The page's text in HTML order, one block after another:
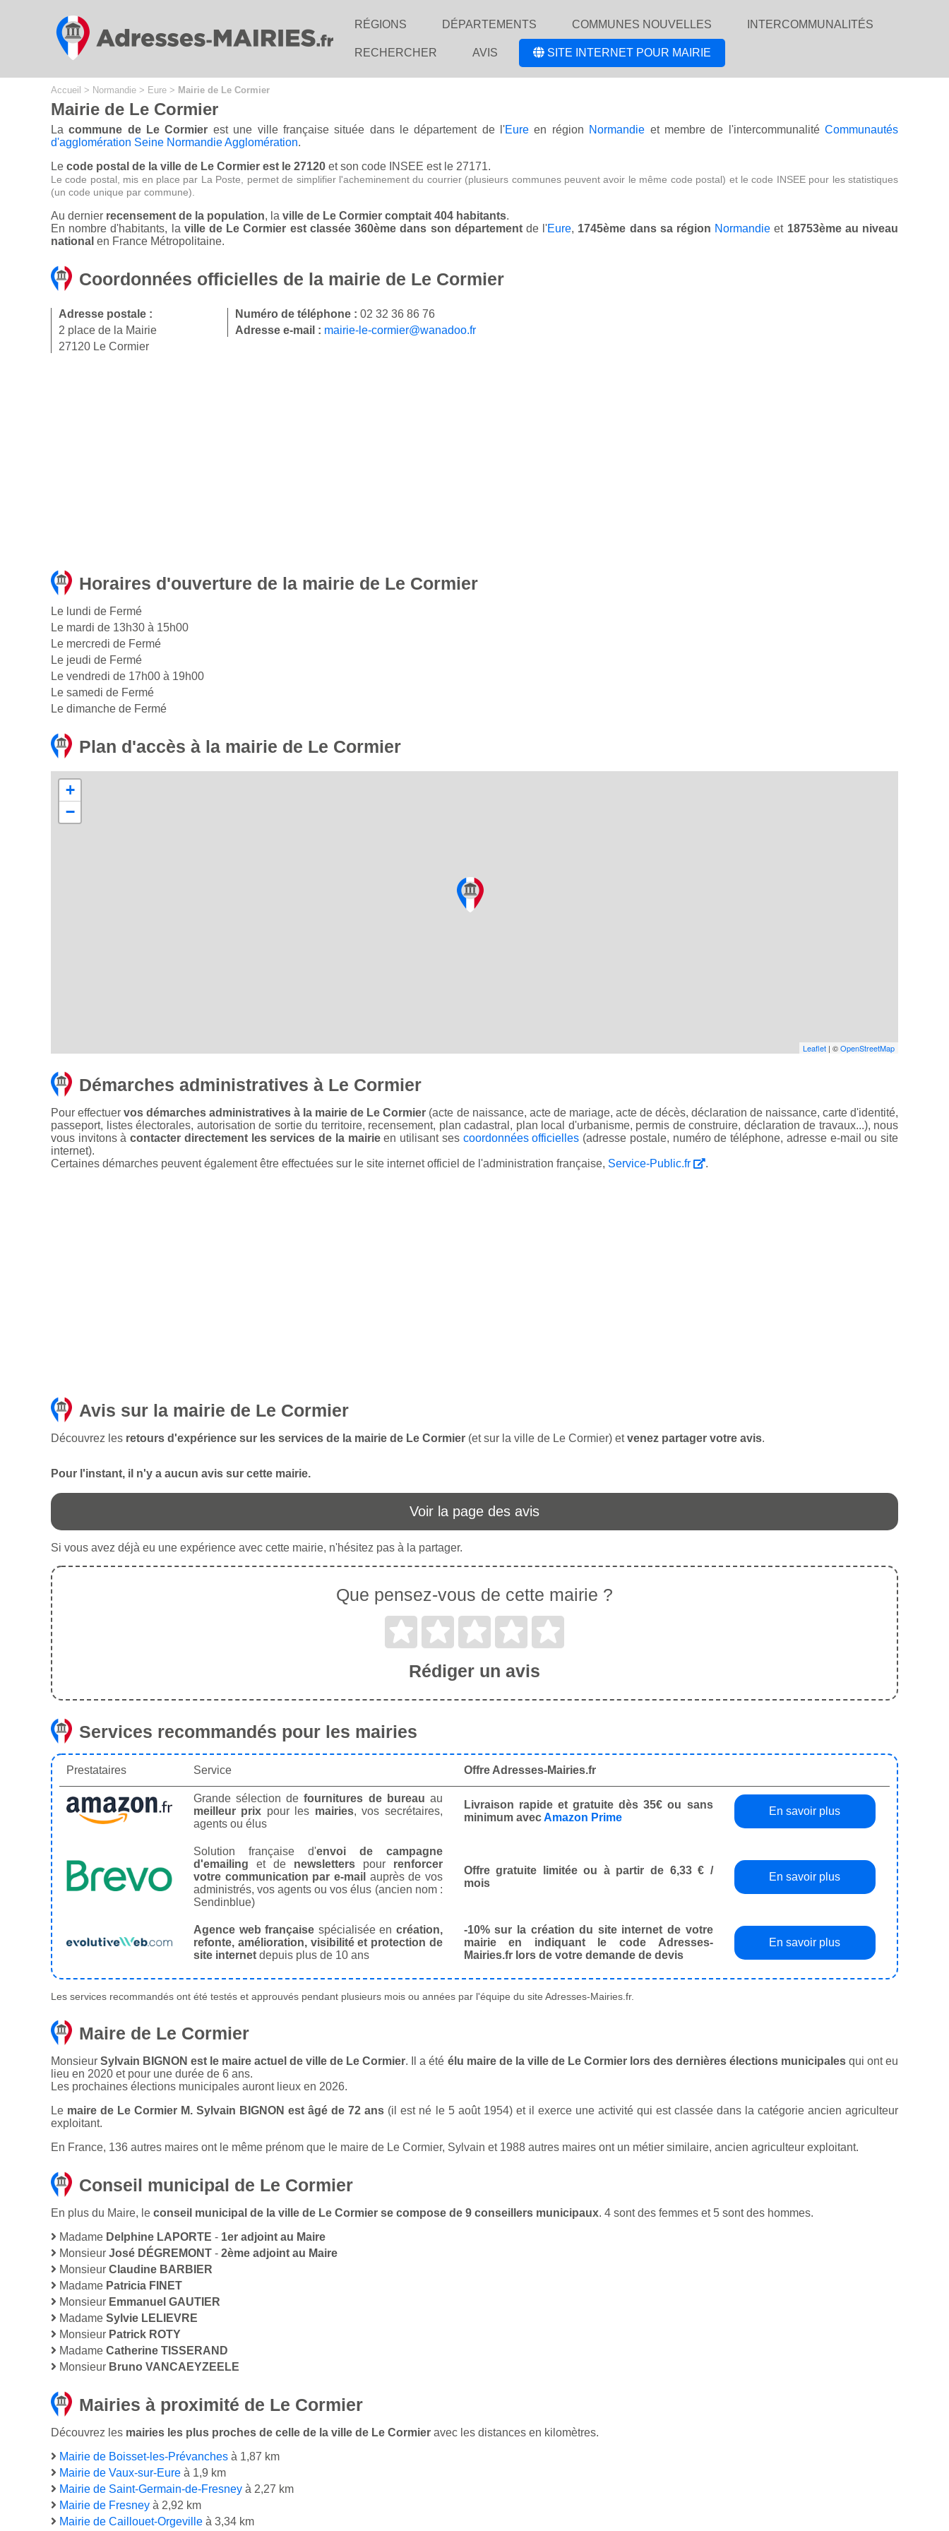
RÉGIONS DÉPARTEMENTS COMMUNES NOUVELLES INTERCOMMUNALITÉS
RECHERCHER AVIS SITE INTERNET POUR MAIRIE
Accueil > Normandie > Eure > Mairie de Le Cormier
Mairie de Le Cormier
Lacommune de Le Cormier est une ville française située dans le département de l'Eure en région Normandie et membre de l'intercommunalitéCommunautés
d'agglomération Seine Normandie Agglomération.
Le code postal de la ville de Le Cormier est le 27120 et son code INSEE est le 27171.
Le code postal, mis en place par La Poste, permet de simplifier l'acheminement du courrier (plusieurs communes peuvent avoir le même code postal) et le code INSEE pour les statistiques
(un code unique par commune).
Au dernier recensement de la population, la ville de Le Cormier comptait 404 habitants.
En nombre d'habitants, la ville de Le Cormier est classée 360ème dans son départementde l'Eure, 1745ème dans sa région Normandie et 18753ème au niveau
national en France Métropolitaine.
Coordonnées officielles de la mairie de Le Cormier
Adresse postale :
2 place de la Mairie
27120 Le Cormier
Numéro de téléphone : 02 32 36 86 76
Adresse e-mail : mairie-le-cormier@wanadoo.fr
Horaires d'ouverture de la mairie de Le Cormier
Le lundi de Fermé
Le mardi de 13h30 à 15h00
Le mercredi de Fermé
Le jeudi de Fermé
Le vendredi de 17h00 à 19h00
Le samedi de Fermé
Le dimanche de Fermé
Plan d'accès à la mairie de Le Cormier
+
−
Leaflet | ©OpenStreetMap
Démarches administratives à Le Cormier
Pour effectuervos démarches administratives à la mairie de Le Cormier (acte de naissance, acte de mariage, acte de décès, déclaration de naissance, carte d'identité,
passeport, listes électorales, autorisation de sortie du territoire, recensement, plan cadastral, plan local d'urbanisme, permis de construire, déclaration de travaux...), nous
vous invitons àcontacter directement les services de la mairieen utilisant ses coordonnées officielles (adresse postale, numéro de téléphone, adresse e-mail ou site
internet).
Certaines démarches peuvent également être effectuées sur le site internet officiel de l'administration française, Service-Public.fr .
Avis sur la mairie de Le Cormier
Découvrez les retours d'expérience sur les services de la mairie de Le Cormier (et sur la ville de Le Cormier) etvenez partager votre avis.
Pour l'instant, il n'y a aucun avis sur cette mairie.
Voir la page des avis
Si vous avez déjà eu une expérience avec cette mairie, n'hésitez pas à la partager.
Que pensez-vous de cette mairie ?
Rédiger un avis
Services recommandés pour les mairies
Prestataires Service Offre Adresses-Mairies.fr
Grande sélection defournitures de bureau au
meilleur prix pour les mairies, vos secrétaires,
agents ou élus
Livraison rapide et gratuite dès 35€ ou sans
minimum avecAmazon Prime
En savoir plus
Solution française d'envoi de campagne
d'emailing et de newsletterspour renforcer
votre communication par e-mail auprès de vos
administrés, vos agents ou vos élus (ancien nom :
Sendinblue)
Offre gratuite limitée ou à partir de 6,33 € /
mois
En savoir plus
Agence web française spécialisée en création,
refonte, amélioration, visibilité et protection de
site internet depuis plus de 10 ans
-10% sur la création du site internet de votre
mairie en indiquant le code Adresses-
Mairies.fr lors de votre demande de devis
En savoir plus
Les services recommandés ont été testés et approuvés pendant plusieurs mois ou années par l'équipe du site Adresses-Mairies.fr.
Maire de Le Cormier
MonsieurSylvain BIGNON est le maire actuel de ville de Le Cormier. Il a été élu maire de la ville de Le Cormier lors des dernières élections municipalesqui ont eu
lieu en 2020 et pour une durée de 6 ans.
Les prochaines élections municipales auront lieux en 2026.
Le maire de Le Cormier M. Sylvain BIGNON est âgé de 72 ans (il est né le 5 août 1954) et il exerce une activité qui est classée dans la catégorie ancien agriculteur
exploitant.
En France, 136 autres maires ont le même prénom que le maire de Le Cormier, Sylvain et 1988 autres maires ont un métier similaire, ancien agriculteur exploitant.
Conseil municipal de Le Cormier
En plus du Maire, le conseil municipal de la ville de Le Cormier se compose de 9 conseillers municipaux. 4 sont des femmes et 5 sont des hommes.
Madame Delphine LAPORTE - 1er adjoint au Maire
Monsieur José DÉGREMONT - 2ème adjoint au Maire
Monsieur Claudine BARBIER
Madame Patricia FINET
Monsieur Emmanuel GAUTIER
Madame Sylvie LELIEVRE
Monsieur Patrick ROTY
Madame Catherine TISSERAND
Monsieur Bruno VANCAEYZEELE
Mairies à proximité de Le Cormier
Découvrez les mairies les plus proches de celle de la ville de Le Cormier avec les distances en kilomètres.
Mairie de Boisset-les-Prévanches à 1,87 km
Mairie de Vaux-sur-Eure à 1,9 km
Mairie de Saint-Germain-de-Fresney à 2,27 km
Mairie de Fresney à 2,92 km
Mairie de Caillouet-Orgeville à 3,34 km